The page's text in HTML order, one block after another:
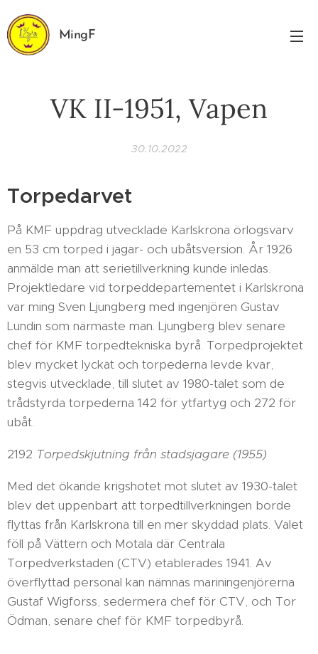
MingF
VK II-1951, Vapen
30.10.2022
Torpedarvet
På KMF uppdrag utvecklade Karlskrona örlogsvarv
en 53 cm torped i jagar- och ubåtsversion. År 1926
anmälde man att serietillverkning kunde inledas.
Projektledare vid torpeddepartementet i Karlskrona
var ming Sven Ljungberg med ingenjören Gustav
Lundin som närmaste man. Ljungberg blev senare
chef för KMF torpedtekniska byrå. Torpedprojektet
blev mycket lyckat och torpederna levde kvar,
stegvis utvecklade, till slutet av 1980-talet som de
trådstyrda torpederna 142 för ytfartyg och 272 för
ubåt.
2192 Torpedskjutning från stadsjagare (1955)
Med det ökande krigshotet mot slutet av 1930-talet
blev det uppenbart att torpedtillverkningen borde
flyttas från Karlskrona till en mer skyddad plats. Valet
föll på Vättern och Motala där Centrala
Torpedverkstaden (CTV) etablerades 1941. Av
överflyttad personal kan nämnas mariningenjörerna
Gustaf Wigforss, sedermera chef för CTV, och Tor
Ödman, senare chef för KMF torpedbyrå.